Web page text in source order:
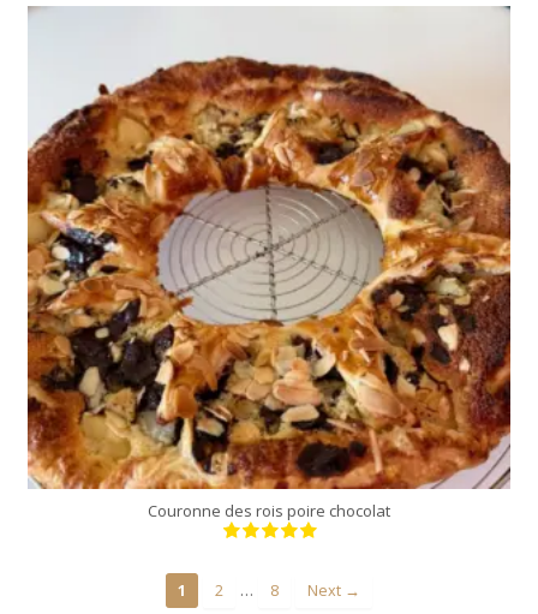
6 parts
20 Min
Couronne des rois poire chocolat
1 2 … 8 Next →